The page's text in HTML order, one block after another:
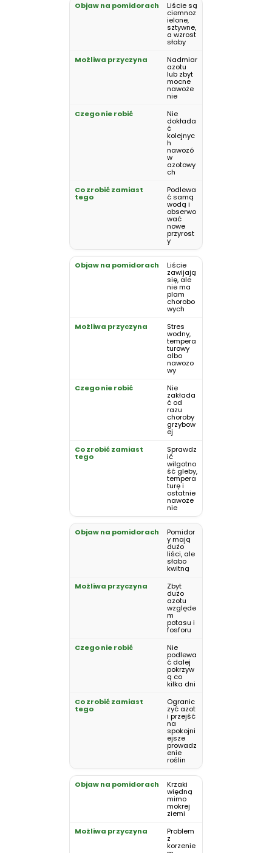
Liście są
ciemnoz
ielone,
sztywne,
a wzrost
słaby
Nadmiar
azotu
lub zbyt
mocne
nawoże
nie
Nie
dokłada
ć
kolejnyc
h
nawozó
w
azotowy
ch
Podlewa
ć samą
wodą i
obserwo
wać
nowe
przyrost
y
Liście
zawijają
się, ale
nie ma
plam
chorobo
wych
Stres
wodny,
tempera
turowy
albo
nawozo
wy
Nie
zakłada
ć od
razu
choroby
grzybow
ej
Sprawdz
ić
wilgotno
ść gleby,
tempera
turę i
ostatnie
nawoże
nie
Pomidor
y mają
dużo
liści, ale
słabo
kwitną
Zbyt
dużo
azotu
względe
m
potasu i
fosforu
Nie
podlewa
ć dalej
pokrzyw
ą co
kilka dni
Ogranic
zyć azot
i przejść
na
spokojni
ejsze
prowadz
enie
roślin
Krzaki
więdną
mimo
mokrej
ziemi
Problem
z
korzenie